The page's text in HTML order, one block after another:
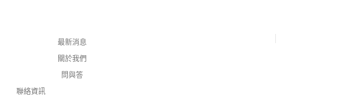
最新消息
關於我們
問與答
聯絡資訊